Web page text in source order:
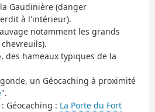
Gaudinière (danger
à l'intérieur).
notamment les grands
des hameaux typiques de la
un Géocaching à proximité
".
Géocaching : La Porte du Fort